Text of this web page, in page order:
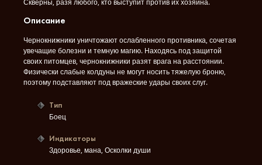
Описание
Чернокнижники уничтожают ослабленного противника, сочетая
увечащие болезни и темную магию. Находясь под защитой
своих питомцев, чернокнижники разят врага на расстоянии.
Физически слабые колдуны не могут носить тяжелую броню,
поэтому подставляют под вражеские удары своих слуг.
Тип
Боец
Индикаторы
Здоровье, мана, Осколки души